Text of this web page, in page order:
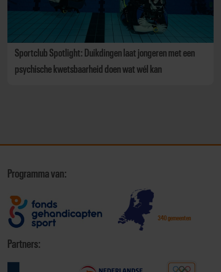
Sportclub Spotlight: Duikdingen laat jongeren met een
psychische kwetsbaarheid doen wat wél kan
Programma van:
340 gemeenten
Partners: